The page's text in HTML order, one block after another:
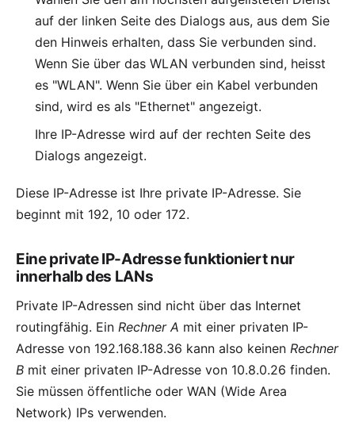
auf der linken Seite des Dialogs aus, aus dem Sie
den Hinweis erhalten, dass Sie verbunden sind.
Wenn Sie über das WLAN verbunden sind, heisst
es "WLAN". Wenn Sie über ein Kabel verbunden
sind, wird es als "Ethernet" angezeigt.
Ihre IP-Adresse wird auf der rechten Seite des
Dialogs angezeigt.
Diese IP-Adresse ist Ihre private IP-Adresse. Sie
beginnt mit 192, 10 oder 172.
Eine private IP-Adresse funktioniert nur
innerhalb des LANs
Private IP-Adressen sind nicht über das Internet
routingfähig. Ein Rechner A mit einer privaten IP-
Adresse von 192.168.188.36 kann also keinen Rechner
B mit einer privaten IP-Adresse von 10.8.0.26 finden.
Sie müssen öffentliche oder WAN (Wide Area
Network) IPs verwenden.